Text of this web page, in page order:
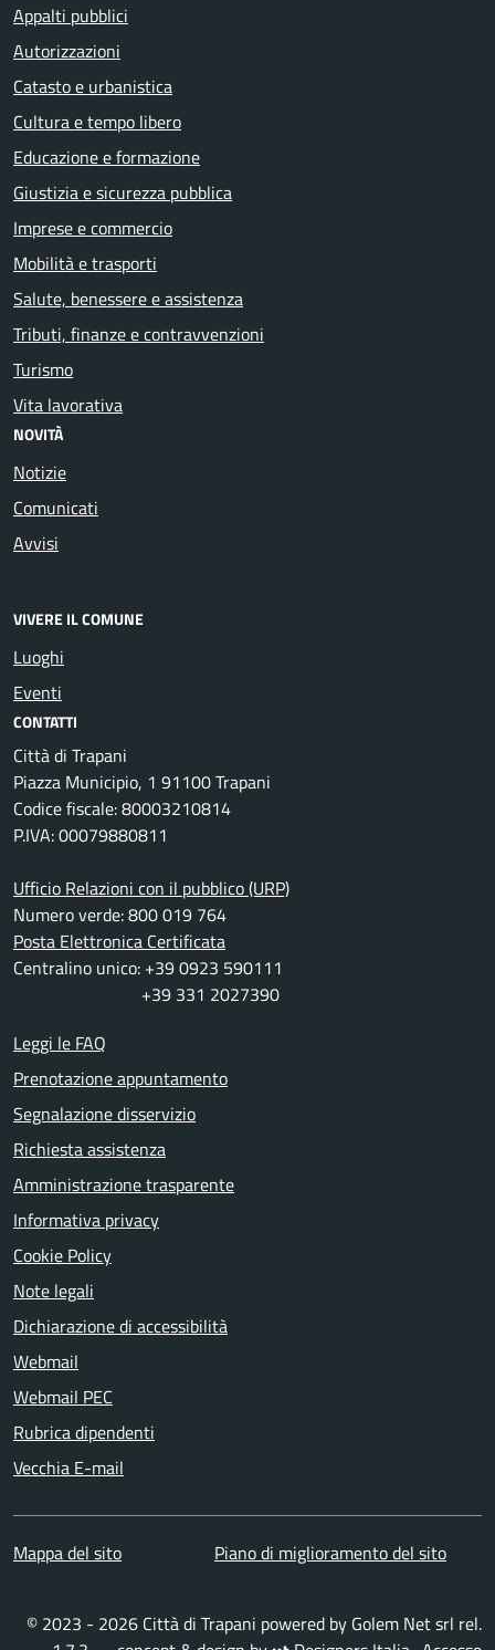
Appalti pubblici
Autorizzazioni
Catasto e urbanistica
Cultura e tempo libero
Educazione e formazione
Giustizia e sicurezza pubblica
Imprese e commercio
Mobilità e trasporti
Salute, benessere e assistenza
Tributi, finanze e contravvenzioni
Turismo
Vita lavorativa
NOVITÀ
Notizie
Comunicati
Avvisi
VIVERE IL COMUNE
Luoghi
Eventi
CONTATTI
Città di Trapani
Piazza Municipio, 1 91100 Trapani
Codice fiscale: 80003210814
P.IVA: 00079880811
Ufficio Relazioni con il pubblico (URP)
Numero verde: 800 019 764
Posta Elettronica Certificata
Centralino unico: +39 0923 590111
+39 331 2027390
Leggi le FAQ
Prenotazione appuntamento
Segnalazione disservizio
Richiesta assistenza
Amministrazione trasparente
Informativa privacy
Cookie Policy
Note legali
Dichiarazione di accessibilità
Webmail
Webmail PEC
Rubrica dipendenti
Vecchia E-mail
Mappa del sito Piano di miglioramento del sito
© 2023 - 2026 Città di Trapani powered by Golem Net srl rel.